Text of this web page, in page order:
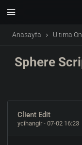
Anasayfa Ultima
Sphere
Client Edit
ycihangir- 07-02 16:23